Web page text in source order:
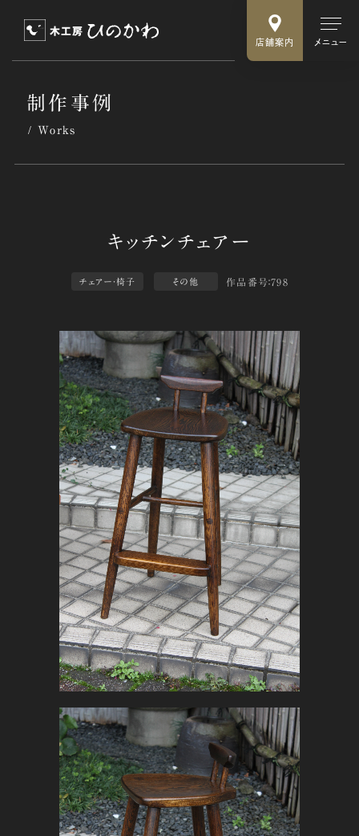
店舗案内 メニュー
制作事例
Works
チェアー・椅子 その他 作品番号：798